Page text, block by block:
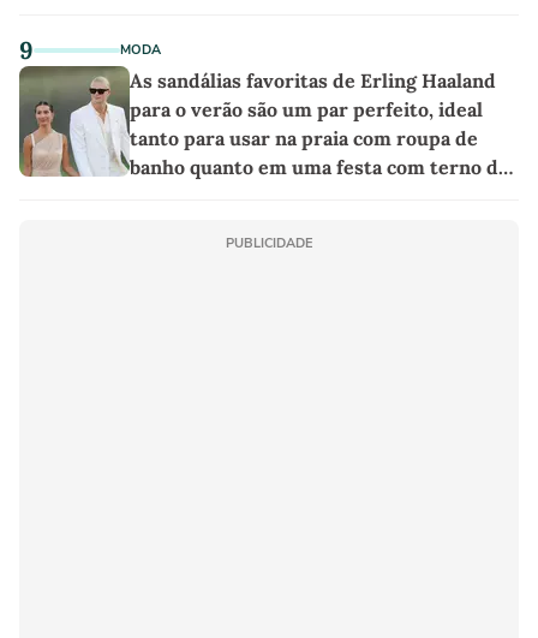
9 MODA
As sandálias favoritas de Erling Haaland
para o verão são um par perfeito, ideal
tanto para usar na praia com roupa de
banho quanto em uma festa com terno de
PUBLICIDADE